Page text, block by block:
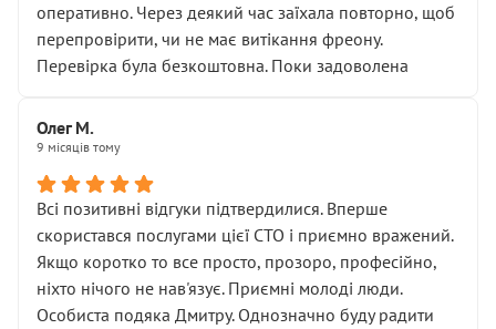
оперативно. Через деякий час заїхала повторно, щоб
перепровірити, чи не має витікання фреону.
Перевірка була безкоштовна. Поки задоволена
Олег М.
9 місяців тому
Всі позитивні відгуки підтвердилися. Вперше
скористався послугами цієї СТО і приємно вражений.
Якщо коротко то все просто, прозоро, професійно,
ніхто нічого не нав'язує. Приємні молоді люди.
Особиста подяка Дмитру. Однозначно буду радити